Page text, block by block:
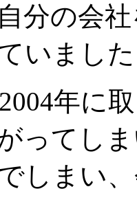
分の会
いまし
年に
ってし
しまい